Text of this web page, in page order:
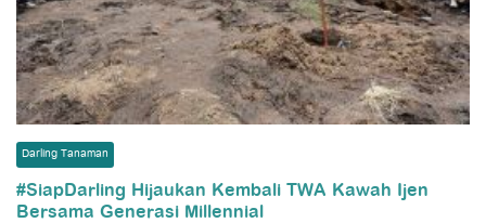
Darling Tanaman
#SiapDarling Hijaukan Kembali TWA Kawah Ijen
Bersama Generasi Millennial